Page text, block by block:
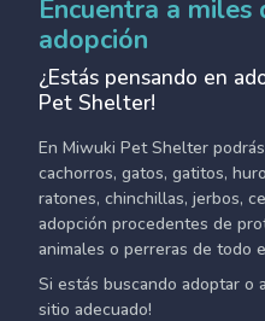
Encuentra a miles
adopción
¿Estás pensando en
Pet Shelter!
En Miwuki Pet Shelter
cachorros, gatos, gatitos,
ratones, chinchillas, jerbos,
adopción procedentes de
animales o perreras de todo
Si estás buscando adoptar o
sitio adecuado!